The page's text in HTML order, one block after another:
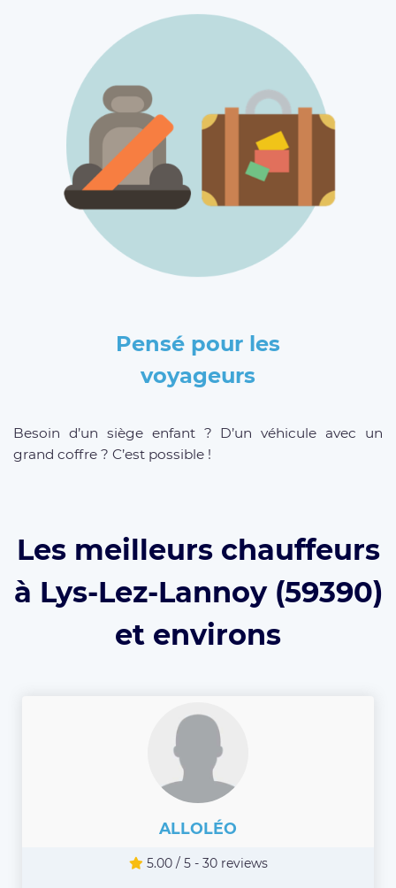
Pensé pour les
voyageurs
Besoin d’un siège enfant ? D’un véhicule avec un
grand coffre ? C’est possible !
Les meilleurs chauffeurs
à Lys-Lez-Lannoy (59390)
et environs
ALLOLÉO
5.00 / 5 - 30 reviews